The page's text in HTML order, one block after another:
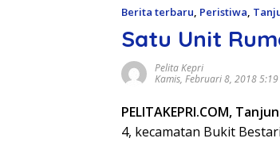
Berita terbaru, Peristiwa,
Satu Unit
Pelita Kepri
Kamis, Februari 8, 2018 5:19
PELITAKEPRI.COM,
4, kecamatan Bukit